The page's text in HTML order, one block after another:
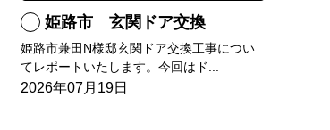
姫路市 玄関ドア交換
姫路市兼田N様邸玄関ドア交換工事につい
てレポートいたします。今回はド...
2026年07月19日